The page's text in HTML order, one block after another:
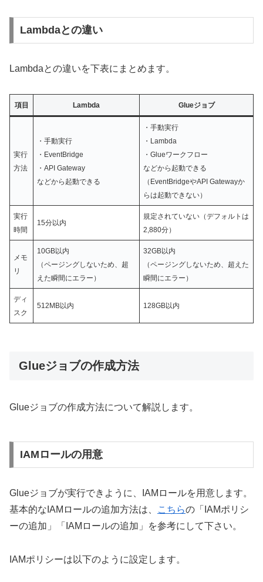
Lambdaとの違い
Lambdaとの違いを下表にまとめます。
項目 Lambda Glueジョブ
実行
方法
・手動実行
・EventBridge
・API Gateway
などから起動できる
・手動実行
・Lambda
・Glueワークフロー
などから起動できる
（EventBridgeやAPI Gatewayか
らは起動できない）
実行
時間
15分以内
規定されていない（デフォルトは
2,880分）
メモ
リ
10GB以内
（ページングしないため、超
えた瞬間にエラー）
32GB以内
（ページングしないため、超えた
瞬間にエラー）
ディ
スク
512MB以内 128GB以内
Glueジョブの作成方法
Glueジョブの作成方法について解説します。
IAMロールの用意
Glueジョブが実行できように、IAMロールを用意します。
基本的なIAMロールの追加方法は、
こちらの「IAMポリシ
ーの追加」「IAMロールの追加」を参考にして下さい。
IAMポリシーは以下のように設定します。